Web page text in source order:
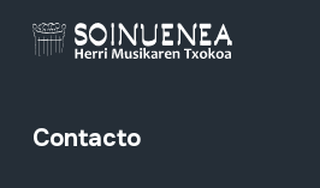
Contacto